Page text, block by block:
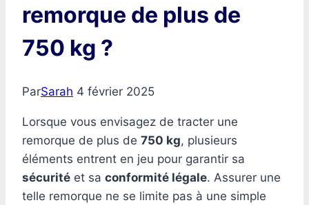
remorque de plus de
750 kg ?
ParSarah 4 février 2025
Lorsque vous envisagez de tracter une
remorque de plus de 750 kg, plusieurs
éléments entrent en jeu pour garantir sa
sécurité et sa conformité légale. Assurer une
telle remorque ne se limite pas à une simple